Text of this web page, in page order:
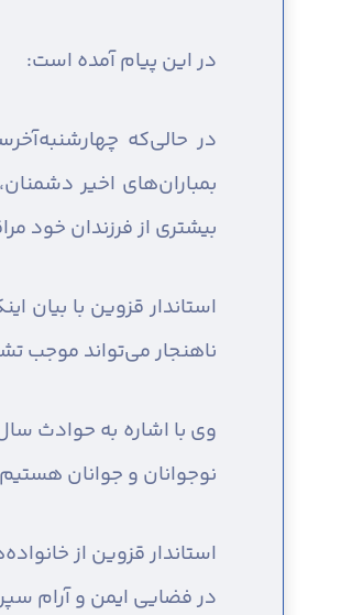
در این پیام آمده است:
در حالی‌که
بمباران‌های اخیر
بیشتری از فرزندان خود
استاندار قزوین با بیان
ناهنجار می‌تواند موجب
وی با اشاره به حوادث
نوجوانان و جوانان
استاندار قزوین از
در فضایی ایمن و آرام